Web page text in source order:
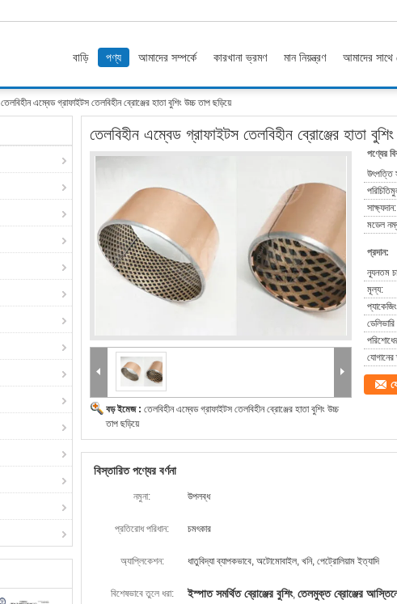
বাড়ি পণ্য আমাদের সম্পর্কে কারখানা ভ্রমণ মান নিয়ন্ত্রণ আমাদের
তেলবিহীন এম্বেড গ্রাফাইটস তেলবিহীন ব্রোঞ্জের হাতা বুশিং উচ্চ তাপ ছড়িয়ে
তেলবিহীন এম্বেড গ্রাফাইটস তেলবিহীন ব্রোঞ্জের হাতা
বড় ইমেজ : তেলবিহীন এম্বেড গ্রাফাইটস তেলবিহীন ব্রোঞ্জের হাতা বুশিং উচ্চ
তাপ ছড়িয়ে
পণ্যের
উৎপত্তি
সাক্ষ্যদান:
মডেল
প্রদান:
ন্যূনতম
মূল্য:
যোগানের
বিস্তারিত পণ্যের বর্ণনা
নমুনা: উপলব্ধ
প্রতিরোধ পরিধান: চমৎকার
অ্যাপ্লিকেশন: ধাতুবিদ্যা ব্যাপকভাবে, অটোমোবাইল, খনি, পেট্রোলিয়াম ইত্যাদি
বিশেষভাবে তুলে ধরা: ইস্পাত সমর্থিত ব্রোঞ্জের বুশিং, তেলমুক্ত ব্রোঞ্জের